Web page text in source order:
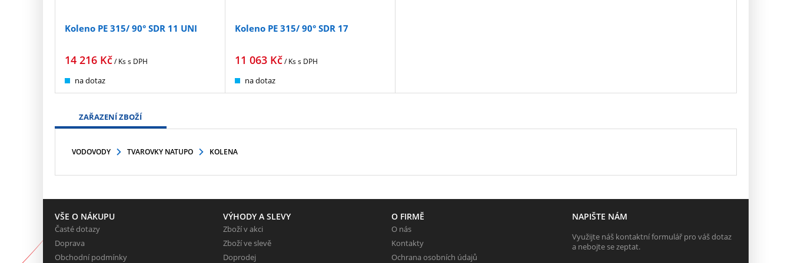
Koleno PE 315/ 90° SDR 11 UNI
14 216Kč/ Kss DPH
na dotaz
Koleno PE 315/ 90° SDR 17
11 063Kč/ Kss DPH
na dotaz
ZAŘAZENÍ ZBOŽÍ
VODOVODY TVAROVKY NATUPO KOLENA
VŠE O NÁKUPU
Časté dotazy
Doprava
Obchodní podmínky
VÝHODY A SLEVY
Zboží v akci
Zboží ve slevě
Doprodej
O FIRMĚ
O nás
Kontakty
Ochrana osobních údajů
NAPIŠTE NÁM
Využijte náš kontaktní formulář pro váš dotaz
a nebojte se zeptat.